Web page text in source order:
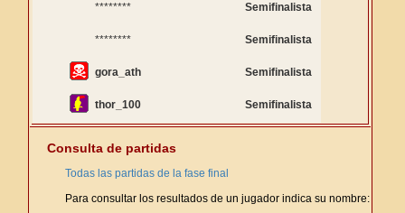
******** Semifinalista
******** Semifinalista
gora_ath Semifinalista
thor_100 Semifinalista
Consulta de partidas
Todas las partidas de la fase final
Para consultar los resultados de un jugador indica su nombre: